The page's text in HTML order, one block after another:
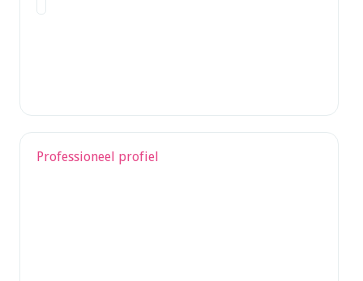
Professioneel profiel